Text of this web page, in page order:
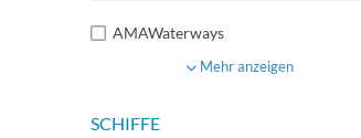
AMAWaterways
Mehr anzeigen
SCHIFFE